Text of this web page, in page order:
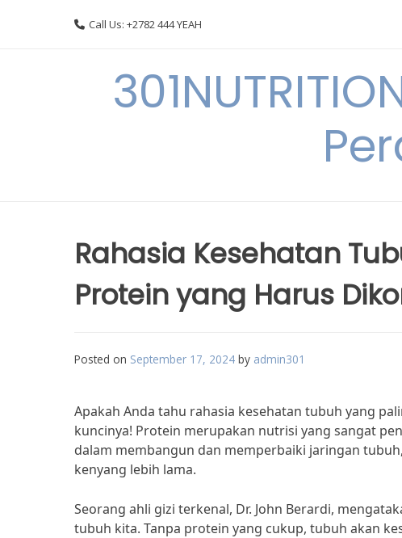
Call Us: +2782 444 YEAH
Rahasia Kesehatan
Protein yang Harus
Posted on September 17, 2024 by admin301
Apakah Anda tahu rahasia kesehatan tubuh yang
kuncinya! Protein merupakan nutrisi yang sangat
dalam membangun dan memperbaiki jaringan
kenyang lebih lama.
Seorang ahli gizi terkenal, Dr. John Berardi,
tubuh kita. Tanpa protein yang cukup, tubuh akan